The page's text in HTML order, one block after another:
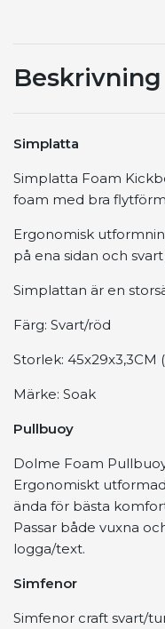
Beskrivning
Simplatta
Simplatta Foam
foam med bra
Ergonomisk
på ena sidan och
Simplattan är en
Färg: Svart/röd
Storlek: 45x29x3,3CM
Märke: Soak
Pullbuoy
Dolme Foam
Ergonomiskt
ända för bästa
Passar både vuxna
logga/text.
Simfenor
Simfenor craft svart/